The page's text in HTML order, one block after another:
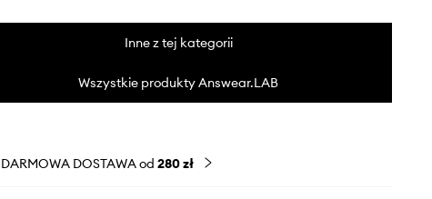
Inne z tej kategorii
Wszystkie produkty Answear.LAB
DARMOWA DOSTAWA od 280 zł